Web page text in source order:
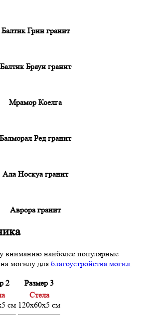
Балтик Грин гранит
Балтик Браун гранит
Мрамор Коелга
Балморал Ред гранит
Ала Носкуа гранит
Аврора гранит
вниманию наиболее популярные
могилу для благоустройства могил.
2
Размер 3
см
Cтела
120х60х5 см